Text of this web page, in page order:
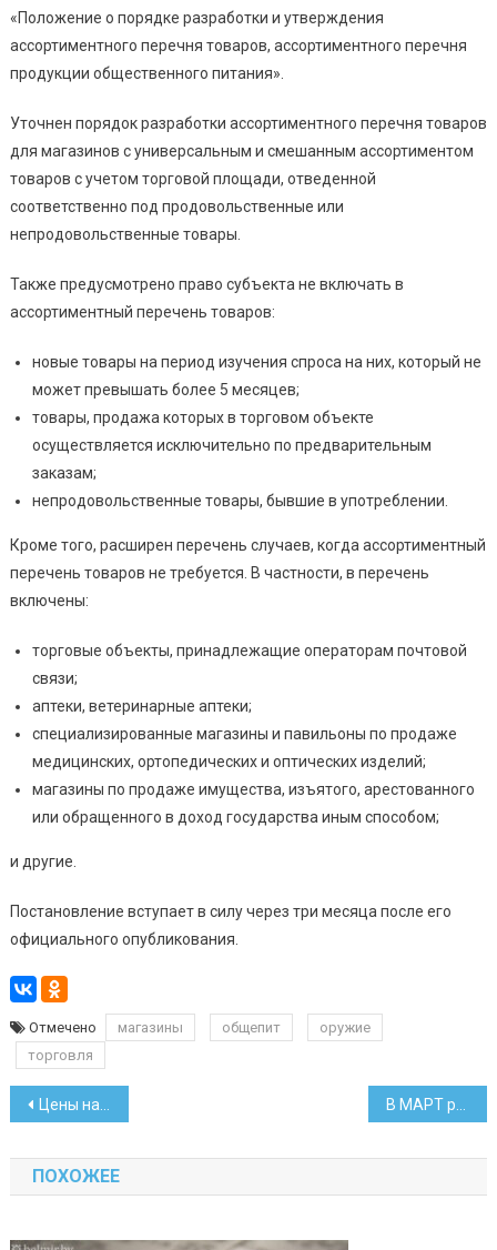
«Положение о порядке разработки и утверждения
ассортиментного перечня товаров, ассортиментного перечня
продукции общественного питания».
Уточнен порядок разработки ассортиментного перечня товаров
для магазинов с универсальным и смешанным ассортиментом
товаров с учетом торговой площади, отведенной
соответственно под продовольственные или
непродовольственные товары.
Также предусмотрено право субъекта не включать в
ассортиментный перечень товаров:
новые товары на период изучения спроса на них, который не
может превышать более 5 месяцев;
товары, продажа которых в торговом объекте
осуществляется исключительно по предварительным
заказам;
непродовольственные товары, бывшие в употреблении.
Кроме того, расширен перечень случаев, когда ассортиментный
перечень товаров не требуется. В частности, в перечень
включены:
торговые объекты, принадлежащие операторам почтовой
связи;
аптеки, ветеринарные аптеки;
специализированные магазины и павильоны по продаже
медицинских, ортопедических и оптических изделий;
магазины по продаже имущества, изъятого, арестованного
или обращенного в доход государства иным способом;
и другие.
Постановление вступает в силу через три месяца после его
официального опубликования.
Отмечено магазины общепит
оружие
торговля
Навигация
по
записям
Цены на бензин снова увеличиваются на 1 копейку
ПОХОЖЕЕ